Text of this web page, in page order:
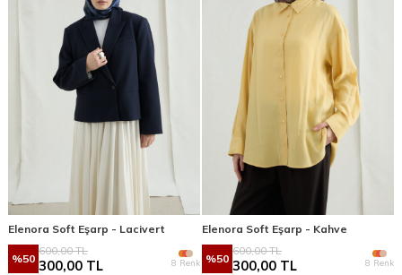
Elenora Soft Eşarp - Lacivert
%50
600,00TL
300,00 TL 8 Renk
Elenora Soft Eşarp - Kahve
%50
600,00TL
300,00 TL 8 Renk